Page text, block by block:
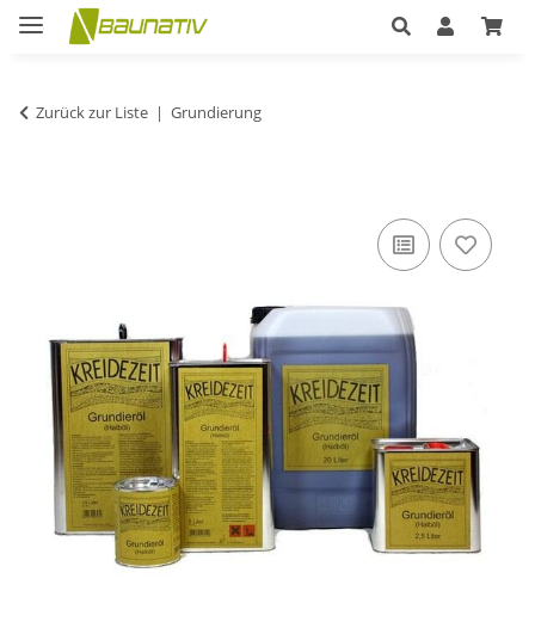
Zurück zur Liste Grundierung